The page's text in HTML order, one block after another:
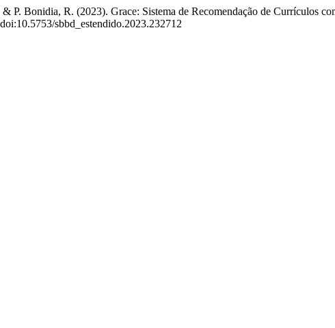
P. Bonidia, R. (2023). Grace: Sistema de Recomendação de Currículos
sbbd_estendido.2023.232712